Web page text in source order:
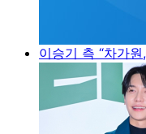
이승기 측 “차가